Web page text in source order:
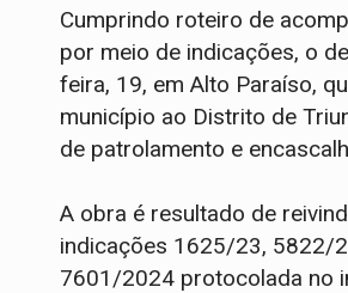
Cumprindo roteiro de
por meio de indicações, o
feira, 19, em Alto Paraíso,
município ao Distrito de
de patrolamento e
A obra é resultado de
indicações 1625/23, 5822/
7601/2024 protocolada no